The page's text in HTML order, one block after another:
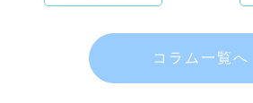
コラム一覧へ